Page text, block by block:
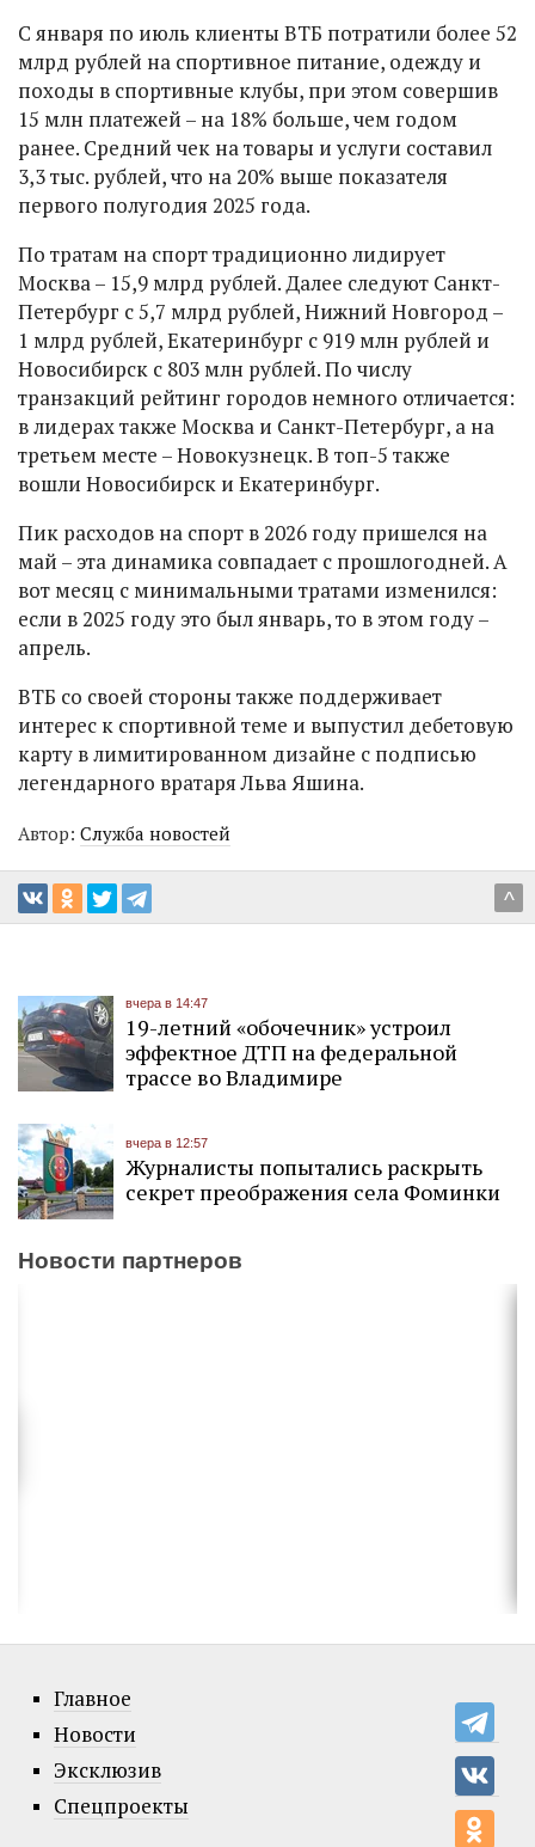
С января по июль клиенты ВТБ потратили более 52
млрд рублей на спортивное питание, одежду и
походы в спортивные клубы, при этом совершив
15 млн платежей – на 18% больше, чем годом
ранее. Средний чек на товары и услуги составил
3,3 тыс. рублей, что на 20% выше показателя
первого полугодия 2025 года.
По тратам на спорт традиционно лидирует
Москва – 15,9 млрд рублей. Далее следуют Санкт-
Петербург с 5,7 млрд рублей, Нижний Новгород –
1 млрд рублей, Екатеринбург с 919 млн рублей и
Новосибирск с 803 млн рублей. По числу
транзакций рейтинг городов немного отличается:
в лидерах также Москва и Санкт-Петербург, а на
третьем месте – Новокузнецк. В топ-5 также
вошли Новосибирск и Екатеринбург.
Пик расходов на спорт в 2026 году пришелся на
май – эта динамика совпадает с прошлогодней. А
вот месяц с минимальными тратами изменился:
если в 2025 году это был январь, то в этом году –
апрель.
ВТБ со своей стороны также поддерживает
интерес к спортивной теме и выпустил дебетовую
карту в лимитированном дизайне с подписью
легендарного вратаря Льва Яшина.
Автор: Служба новостей
^
вчера в 14:47
19-летний «обочечник» устроил
эффектное ДТП на федеральной
трассе во Владимире
вчера в 12:57
Журналисты попытались раскрыть
секрет преображения села Фоминки
Новости партнеров
Главное
Новости
Эксклюзив
Спецпроекты